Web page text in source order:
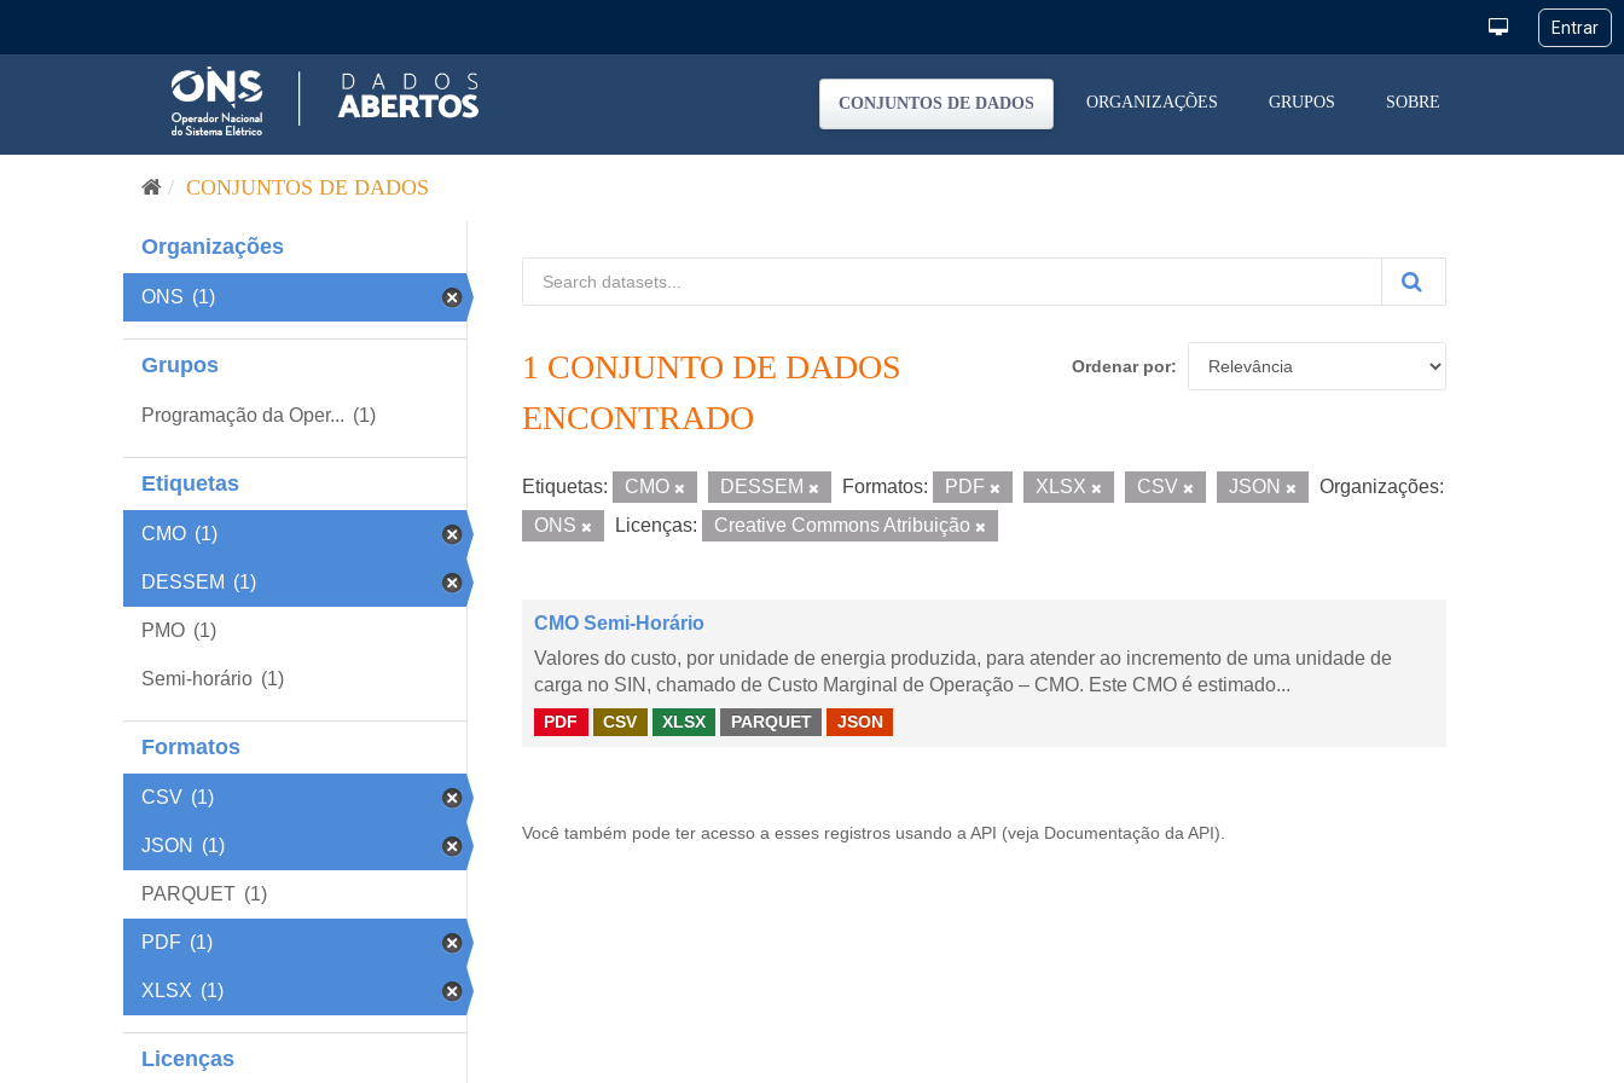
CONJUNTOS DE DADOS ORGANIZAÇÕES GRUPOS SOBRE
CONJUNTOS DE DADOS
Organizações
ONS (1)
Grupos
Programação da Oper... (1)
Etiquetas
CMO (1)
DESSEM (1)
PMO (1)
Semi-horário (1)
Formatos
CSV (1)
JSON (1)
PARQUET (1)
PDF (1)
XLSX (1)
Licenças
Ordenar por
1 CONJUNTO DE DADOS
ENCONTRADO
Etiquetas: CMO DESSEM Formatos: PDF XLSX CSV JSON
Organizações:
ONS
Licenças: Creative Commons Atribuição
CMO Semi-Horário
Valores do custo, por unidade de energia produzida, para atender ao incremento de uma unidade de
carga no SIN, chamado de Custo Marginal de Operação – CMO. Este CMO é estimado...
PDF CSV XLSX PARQUET JSON
Você também pode ter acesso a esses registros usando a API (veja Documentação da API ).